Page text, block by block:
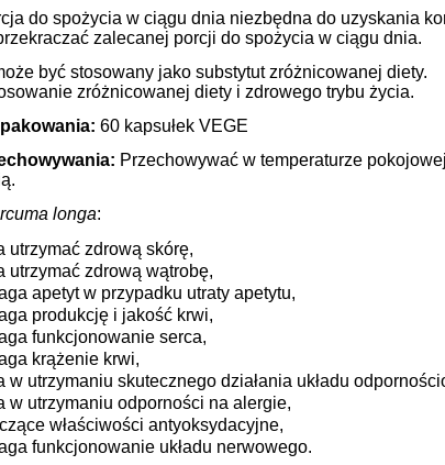
do spożycia w ciągu dnia niezbędna do uzyskania
zalecanej porcji do spożycia w ciągu dnia.
być stosowany jako substytut zróżnicowanej diety.
zróżnicowanej diety i zdrowego trybu życia.
60 kapsułek VEGE
Przechowywać w temperaturze
longa:
utrzymać zdrową skórę,
utrzymać zdrową wątrobę,
apetyt w przypadku utraty apetytu,
produkcję i jakość krwi,
funkcjonowanie serca,
krążenie krwi,
w utrzymaniu skutecznego działania układu
w utrzymaniu odporności na alergie,
właściwości antyoksydacyjne,
funkcjonowanie układu nerwowego.